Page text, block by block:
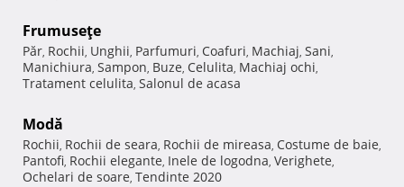
Frumuseţe
Păr, Rochii, Unghii, Parfumuri, Coafuri, Machiaj, Sani,
Manichiura, Sampon, Buze, Celulita, Machiaj ochi,
Tratament celulita, Salonul de acasa
Modă
Rochii, Rochii de seara, Rochii de mireasa, Costume de baie,
Pantofi, Rochii elegante, Inele de logodna, Verighete,
Ochelari de soare, Tendinte 2020